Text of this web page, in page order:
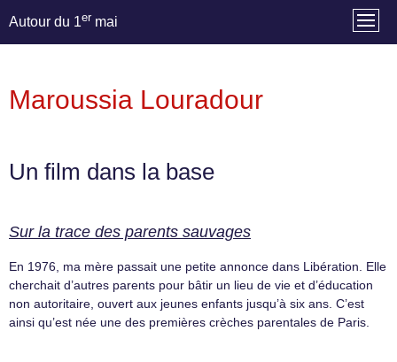
Autour du 1er mai
Maroussia Louradour
Un film dans la base
Sur la trace des parents sauvages
En 1976, ma mère passait une petite annonce dans Libération. Elle
cherchait d’autres parents pour bâtir un lieu de vie et d’éducation
non autoritaire, ouvert aux jeunes enfants jusqu’à six ans. C’est
ainsi qu’est née une des premières crèches parentales de Paris.